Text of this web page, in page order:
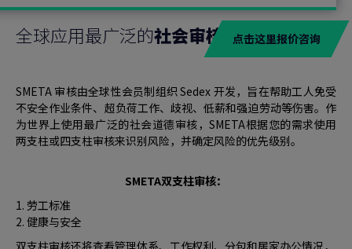
点击这里报价咨询
全球应用最广泛的社会审核
SMETA 审核由全球性会员制组织 Sedex 开发，旨在帮助工人免受
不安全作业条件、超负荷工作、歧视、低薪和强迫劳动等伤害。作
为世界上使用最广泛的社会道德审核，SMETA根据您的需求使用
两支柱或四支柱审核来识别风险，并确定风险的优先级别。
SMETA双支柱审核：
1. 劳工标准
2. 健康与安全
双支柱审核还将查看管理体系、工作权利、分包和居家办公情况，